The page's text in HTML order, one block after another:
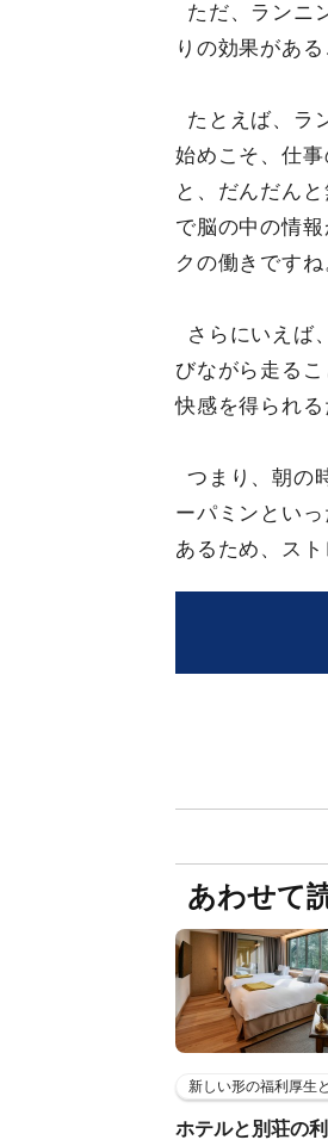
ただ、ランニ
りの効果があ
たとえば、ラ
始めこそ、仕
と、だんだん
で脳の中の情
クの働きです
さらにいえば
びながら走る
快感を得られ
つまり、朝の
ーパミンとい
あるため、ス
あわせて
新しい形の福利厚生
ホテルと別荘の